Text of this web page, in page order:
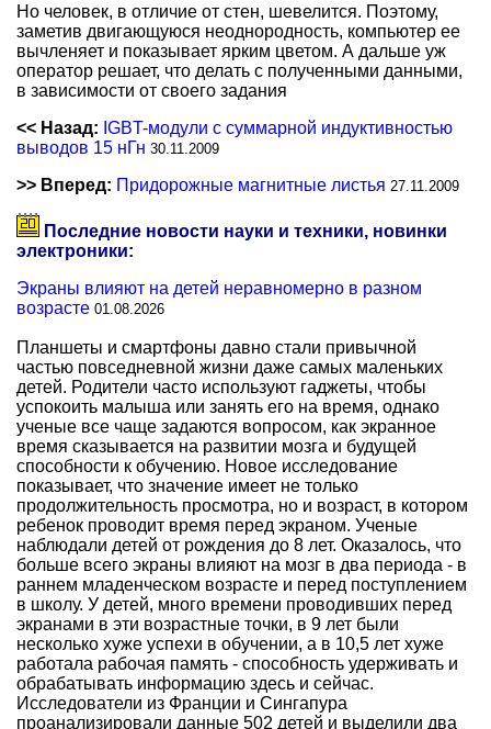
Но человек, в отличие от стен, шевелится. Поэтому,
заметив двигающуюся неоднородность, компьютер ее
вычленяет и показывает ярким цветом. А дальше уж
оператор решает, что делать с полученными данными,
в зависимости от своего задания
<< Назад: IGBT-модули с суммарной индуктивностью
выводов 15 нГн 30.11.2009
>> Вперед: Придорожные магнитные листья 27.11.2009
Последние новости науки и техники, новинки
электроники:
Экраны влияют на детей неравномерно в разном
возрасте 01.08.2026
Планшеты и смартфоны давно стали привычной
частью повседневной жизни даже самых маленьких
детей. Родители часто используют гаджеты, чтобы
успокоить малыша или занять его на время, однако
ученые все чаще задаются вопросом, как экранное
время сказывается на развитии мозга и будущей
способности к обучению. Новое исследование
показывает, что значение имеет не только
продолжительность просмотра, но и возраст, в котором
ребенок проводит время перед экраном. Ученые
наблюдали детей от рождения до 8 лет. Оказалось, что
больше всего экраны влияют на мозг в два периода - в
раннем младенческом возрасте и перед поступлением
в школу. У детей, много времени проводивших перед
экранами в эти возрастные точки, в 9 лет были
несколько хуже успехи в обучении, а в 10,5 лет хуже
работала рабочая память - способность удерживать и
обрабатывать информацию здесь и сейчас.
Исследователи из Франции и Сингапура
проанализировали данные 502 детей и выделили два